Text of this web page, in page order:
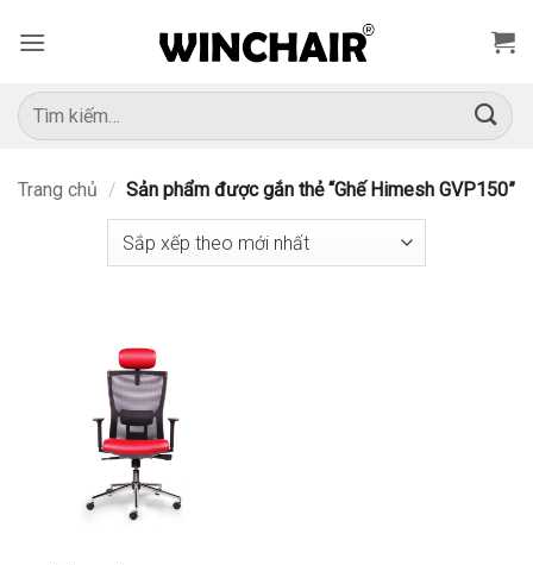
qua
dung
Tìm
kiếm:
Trang chủ / Sản phẩm được gắn thẻ “Ghế Himesh GVP150”